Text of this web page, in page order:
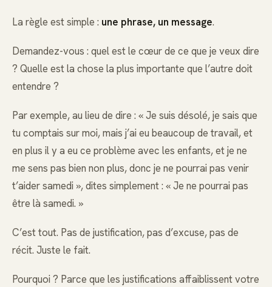
La règle est simple : une phrase, un message.
Demandez-vous : quel est le cœur de ce que je veux dire
? Quelle est la chose la plus importante que l’autre doit
entendre ?
Par exemple, au lieu de dire : « Je suis désolé, je sais que
tu comptais sur moi, mais j’ai eu beaucoup de travail, et
en plus il y a eu ce problème avec les enfants, et je ne
me sens pas bien non plus, donc je ne pourrai pas venir
t’aider samedi », dites simplement : « Je ne pourrai pas
être là samedi. »
C’est tout. Pas de justification, pas d’excuse, pas de
récit. Juste le fait.
Pourquoi ? Parce que les justifications affaiblissent votre